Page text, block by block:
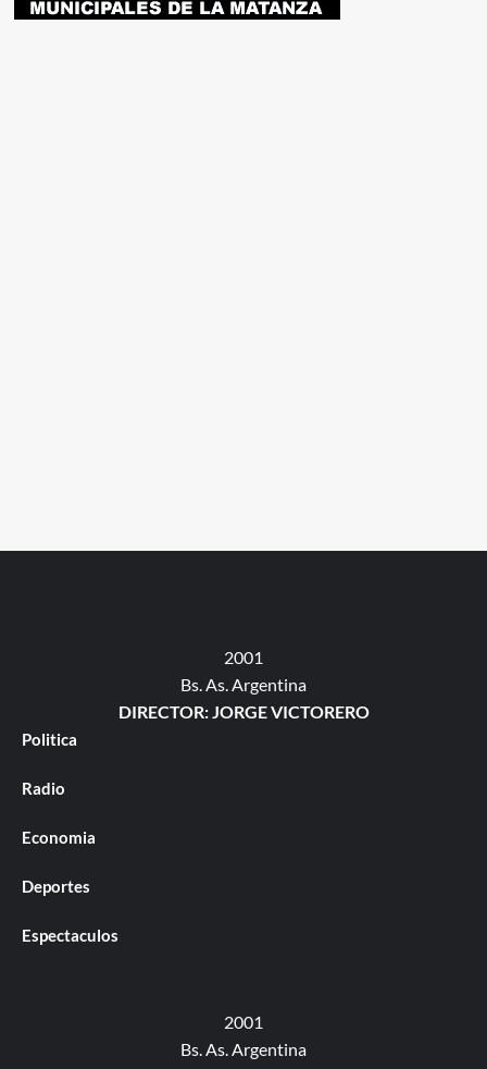
2001
Bs. As. Argentina
DIRECTOR: JORGE VICTORERO
Politica
Radio
Economia
Deportes
Espectaculos
2001
Bs. As. Argentina